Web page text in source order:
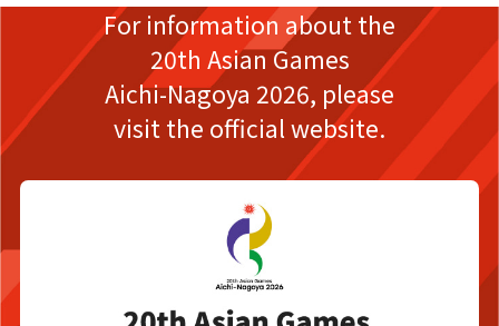
For information about the
20th Asian Games
Aichi-Nagoya 2026, please
visit the official website.